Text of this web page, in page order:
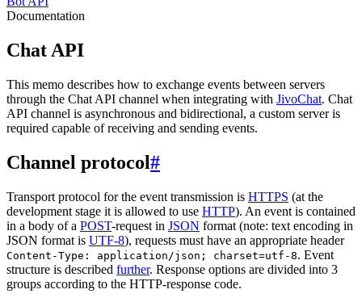
Documentation
Chat API
This memo describes how to exchange events between servers
through the Chat API channel when integrating with JivoChat. Chat
API channel is asynchronous and bidirectional, a custom server is
required capable of receiving and sending events.
Channel protocol#
Transport protocol for the event transmission is HTTPS (at the
development stage it is allowed to use HTTP). An event is contained
in a body of a POST-request in JSON format (note: text encoding in
JSON format is UTF-8), requests must have an appropriate header
Content-Type: application/json; charset=utf-8. Event
structure is described further. Response options are divided into 3
groups according to the HTTP-response code.